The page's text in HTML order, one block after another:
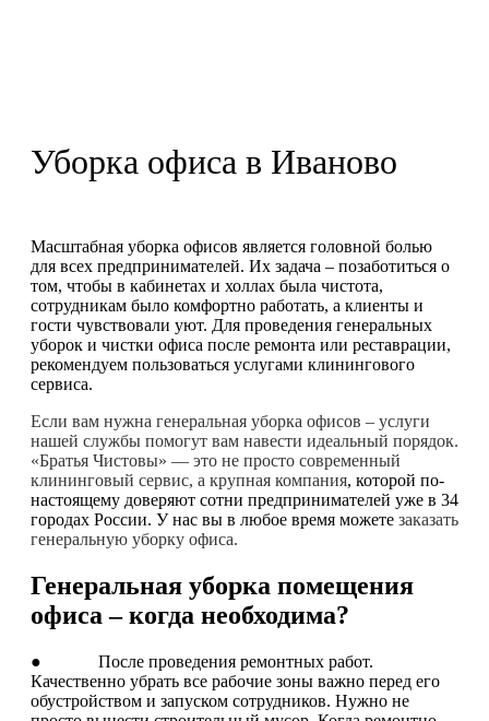
Уборка офиса в Иваново
Масштабная уборка офисов является головной болью
для всех предпринимателей. Их задача – позаботиться о
том, чтобы в кабинетах и холлах была чистота,
сотрудникам было комфортно работать, а клиенты и
гости чувствовали уют. Для проведения генеральных
уборок и чистки офиса после ремонта или реставрации,
рекомендуем пользоваться услугами клинингового
сервиса.
Если вам нужна генеральная уборка офисов – услуги
нашей службы помогут вам навести идеальный порядок.
«Братья Чистовы» — это не просто современный
клининговый сервис, а крупная компания, которой по-
настоящему доверяют сотни предпринимателей уже в 34
городах России. У нас вы в любое время можете заказать
генеральную уборку офиса.
Генеральная уборка помещения
офиса – когда необходима?
● После проведения ремонтных работ.
Качественно убрать все рабочие зоны важно перед его
обустройством и запуском сотрудников. Нужно не